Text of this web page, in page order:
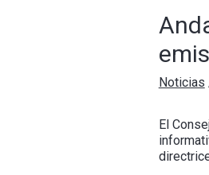
Noticias
El